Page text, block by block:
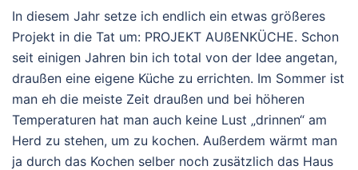
In diesem Jahr setze ich endlich ein etwas größeres
Projekt in die Tat um: PROJEKT AUßENKÜCHE. Schon
seit einigen Jahren bin ich total von der Idee angetan,
draußen eine eigene Küche zu errichten. Im Sommer ist
man eh die meiste Zeit draußen und bei höheren
Temperaturen hat man auch keine Lust „drinnen“ am
Herd zu stehen, um zu kochen. Außerdem wärmt man
ja durch das Kochen selber noch zusätzlich das Haus